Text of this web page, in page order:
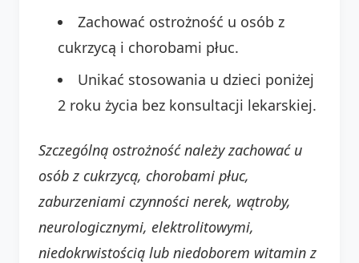
Zachować ostrożność u osób z
cukrzycą i chorobami płuc.
Unikać stosowania u dzieci poniżej
2 roku życia bez konsultacji lekarskiej.
Szczególną ostrożność należy zachować u
osób z cukrzycą, chorobami płuc,
zaburzeniami czynności nerek, wątroby,
neurologicznymi, elektrolitowymi,
niedokrwistością lub niedoborem witamin z